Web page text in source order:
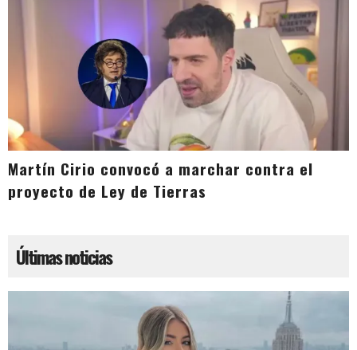
Martín Cirio convocó a marchar contra el
proyecto de Ley de Tierras
Últimas noticias